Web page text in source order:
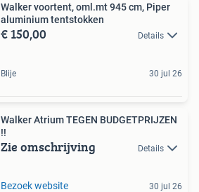
Walker voortent, oml.mt 945 cm, Piper
aluminium tentstokken
€ 150,00 Details
Blije 30 jul 26
Walker Atrium TEGEN BUDGETPRIJZEN
!!
Zie omschrijving Details
Bezoek website 30 jul 26